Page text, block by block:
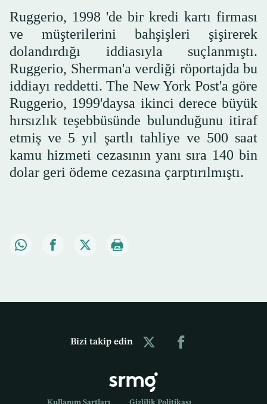
Ruggerio, 1998 'de bir kredi kartı firması
ve müşterilerini bahşişleri şişirerek
dolandırdığı iddiasıyla suçlanmıştı.
Ruggerio, Sherman'a verdiği röportajda bu
iddiayı reddetti. The New York Post'a göre
Ruggerio, 1999'daysa ikinci derece büyük
hırsızlık teşebbüsünde bulunduğunu itiraf
etmiş ve 5 yıl şartlı tahliye ve 500 saat
kamu hizmeti cezasının yanı sıra 140 bin
dolar geri ödeme cezasına çarptırılmıştı.
Bizi takip edin